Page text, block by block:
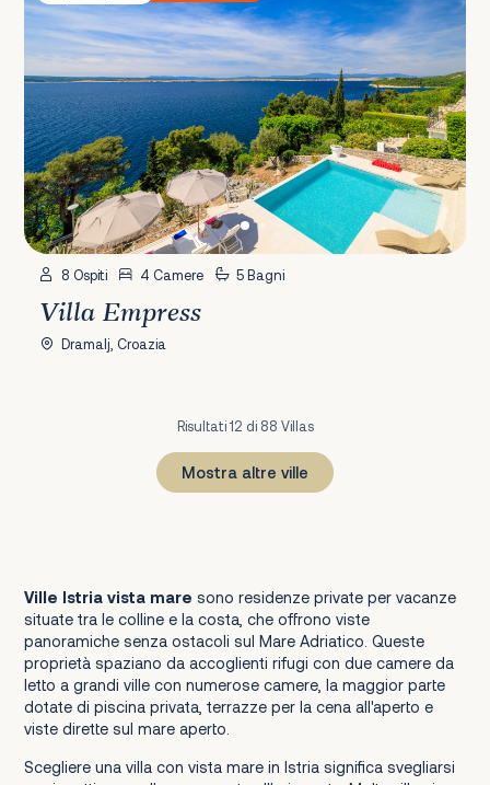
8 Ospiti 4 Camere 5 Bagni
Villa Empress
Dramalj, Croazia
Risultati 12 di 88 Villas
Mostra altre ville
Ville Istria vista mare sono residenze private per vacanze
situate tra le colline e la costa, che offrono viste
panoramiche senza ostacoli sul Mare Adriatico. Queste
proprietà spaziano da accoglienti rifugi con due camere da
letto a grandi ville con numerose camere, la maggior parte
dotate di piscina privata, terrazze per la cena all'aperto e
viste dirette sul mare aperto.
Scegliere una villa con vista mare in Istria significa svegliarsi